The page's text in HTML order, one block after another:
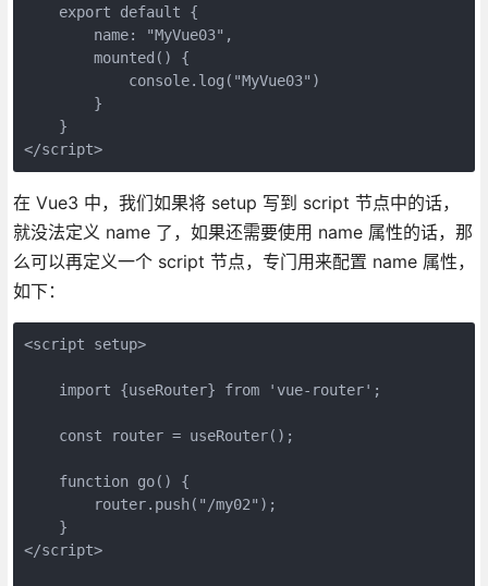
    export default {
        name: "MyVue03",
        mounted() {
            console.log("MyVue03")
        }
    }
</script>
在 Vue3 中，我们如果将 setup 写到 script 节点中的话，
就没法定义 name 了，如果还需要使用 name 属性的话，那
么可以再定义一个 script 节点，专门用来配置 name 属性，
如下：
<script setup>
    import {useRouter} from 'vue-router';
    const router = useRouter();
    function go() {
        router.push("/my02");
    }
</script>